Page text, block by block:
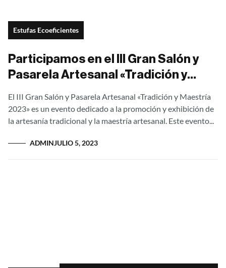
Estufas Ecoeficientes
Participamos en el III Gran Salón y
Pasarela Artesanal «Tradición y
El III Gran Salón y Pasarela Artesanal «Tradición y Maestría
2023» es un evento dedicado a la promoción y exhibición de
la artesanía tradicional y la maestría artesanal. Este evento...
ADMINJULIO 5, 2023